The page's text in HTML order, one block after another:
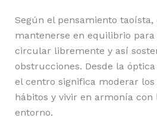
Según el pensamiento taoísta,
mantenerse en equilibrio para
circular libremente y así
obstrucciones. Desde la
el centro significa moderar
hábitos y vivir en armonía
entorno.